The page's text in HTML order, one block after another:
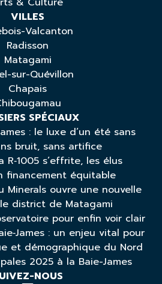
VILLES
Valcanton
Radisson
Matagami
sur-Quévillon
Chapais
SPÉCIAUX
: le luxe d’un été sans
bruit, sans artifice
R‑1005 s’effrite, les élus
financement équitable
Minerals ouvre une nouvelle
district de Matagami
pour enfin voir clair
: un enjeu vital pour
et démographique du Nord
2025 à la Baie-James
NOUS